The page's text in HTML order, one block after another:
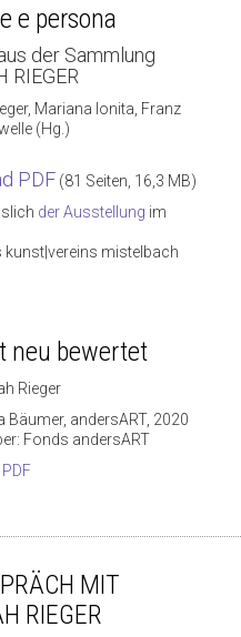
e persona
der Sammlung
RIEGER
Mariana Ionita, Franz
(Hg.)
PDF (81 Seiten, 16,3 MB)
der Ausstellung im
kunst|vereins mistelbach
neu bewertet
Rieger
Bäumer, andersART, 2020
Fonds andersART
MIT
RIEGER